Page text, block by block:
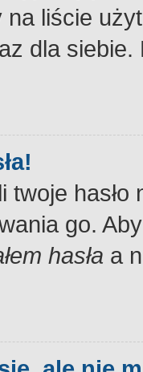
liście
dla
twoje
go.
hasła a